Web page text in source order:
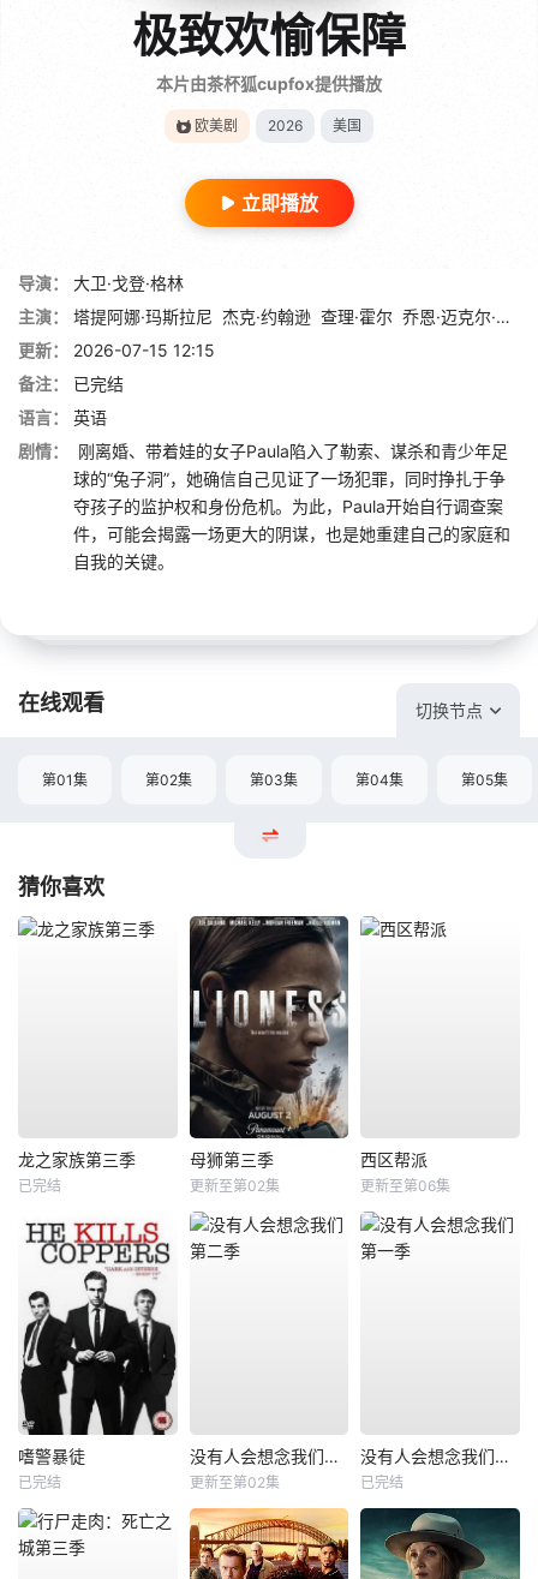
极致欢愉保障
本片由茶杯狐cupfox提供播放
欧美剧 2026 美国
立即播放
导演：
大卫·戈登·格林
主演：
塔提阿娜·玛斯拉尼 杰克·约翰逊 查理·霍尔 乔恩·迈克尔·希尔
更新：
2026-07-15 12:15
备注：
已完结
语言：
英语
剧情：
刚离婚、带着娃的女子Paula陷入了勒索、谋杀和青少年足
球的“兔子洞”，她确信自己见证了一场犯罪，同时挣扎于争
夺孩子的监护权和身份危机。为此，Paula开始自行调查案
件，可能会揭露一场更大的阴谋，也是她重建自己的家庭和
自我的关键。
在线观看 切换节点
第01集 第02集 第03集 第04集 第05集
猜你喜欢
龙之家族第三季
已完结
母狮第三季
更新至第02集
西区帮派
更新至第06集
嗜警暴徒
已完结
没有人会想念我们第二季
更新至第02集
没有人会想念我们第一季
已完结